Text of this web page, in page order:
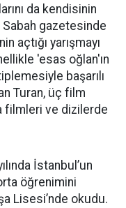
da kendisinin
Sabah gazetesinde
açtığı yarışmayı
'esas oğlan'ın
başarılı
Turan, üç film
filmleri ve dizilerde
İstanbul’un
öğrenimini
Lisesi’nde okudu.